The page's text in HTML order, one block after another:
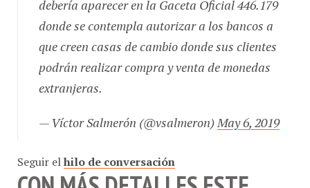
donde se contempla autorizar a los bancos a
que creen casas de cambio donde sus clientes
podrán realizar compra y venta de monedas
extranjeras.
CON MÁS DETALLES ESTE